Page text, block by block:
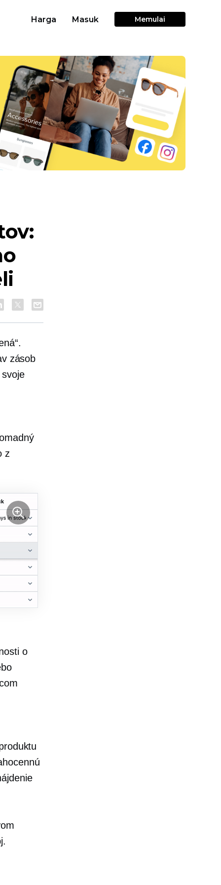
Harga Masuk Memulai
zásob
z
o